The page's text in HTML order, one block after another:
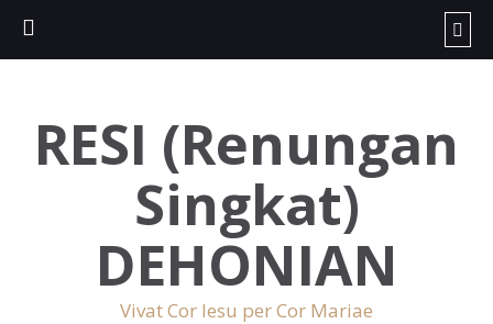
RESI (Renungan
Singkat)
DEHONIAN
Vivat Cor Iesu per Cor Mariae